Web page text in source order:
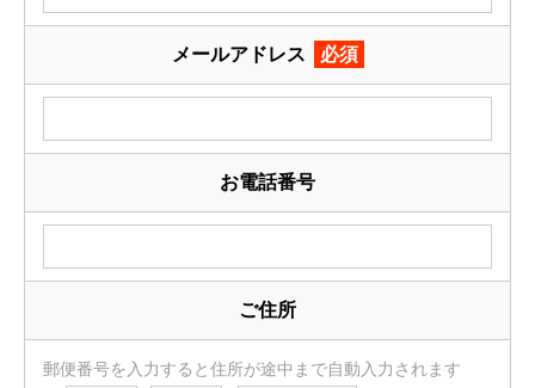
メールアドレス 必須
お電話番号
ご住所
郵便番号を入力すると住所が途中まで自動入力されます